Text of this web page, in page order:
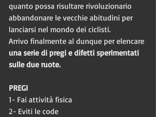
quanto possa risultare rivoluzionario
abbandonare le vecchie abitudini per
lanciarsi nel mondo dei ciclisti.
Arrivo finalmente al dunque per elencare
una serie di pregi e difetti sperimentati
sulle due ruote.
PREGI
1- Fai attività fisica
2- Eviti le code